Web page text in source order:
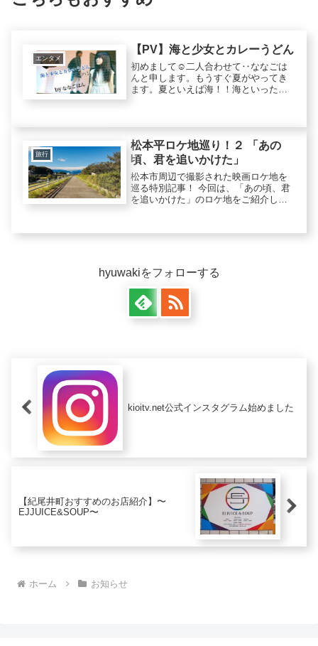
エンタメ
【PV】海と少女とカレーうどん
初めまして☺二人合わせて‥ななごは
んと申します。もうすぐ夏がやってき
ます。夏といえば海！！海といったら
か...
旅行
松本平ロケ地巡り！２ 「あの
頃、君を追いかけた」
松本市周辺で撮影された映画ロケ地を
巡る特別記事！ 今回は、「あの頃、君
を追いかけた」のロケ地をご紹介しま
hyuwakiをフォローする
kioitv.net公式インスタグラム始めました
【紀尾井町おすすめのお店紹介】〜
EJJUICE&SOUP〜
ホーム お知らせ